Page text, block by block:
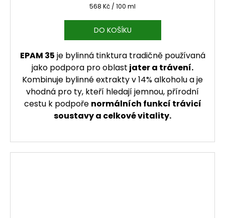
Měrná cena:
568 Kč / 100 ml
DO KOŠÍKU
EPAM 35 je bylinná tinktura tradičně používaná
jako podpora pro oblast jater a trávení.
Kombinuje bylinné extrakty v 14% alkoholu a je
vhodná pro ty, kteří hledají jemnou, přírodní
cestu k podpoře normálních funkcí trávicí
soustavy a celkové vitality.